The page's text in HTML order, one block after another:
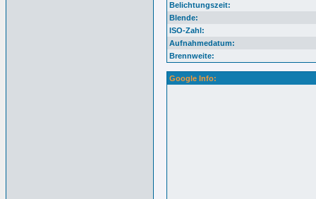
Belichtungszeit:
Blende:
ISO-Zahl:
Aufnahmedatum:
Brennweite:
Google Info: